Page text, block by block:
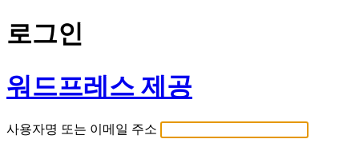
로그인
워드프레스 제공
사용자명 또는 이메일 주소